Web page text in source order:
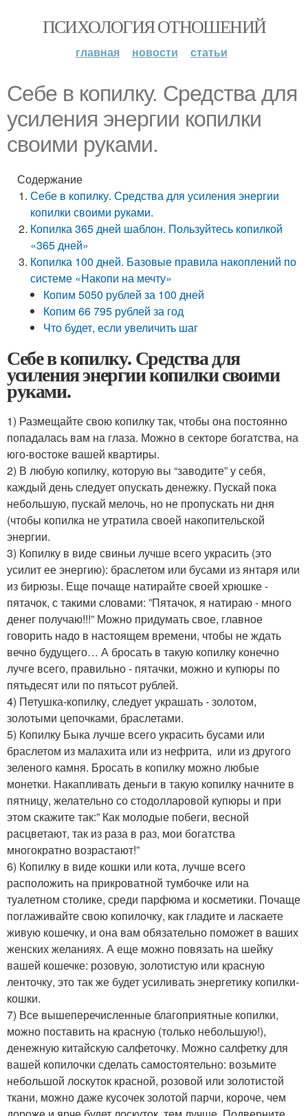
ПСИХОЛОГИЯ ОТНОШЕНИЙ
главная новости статьи
Себе в копилку. Средства для
усиления энергии копилки
своими руками.
Содержание
Себе в копилку. Средства для усиления энергии
копилки своими руками.
Копилка 365 дней шаблон. Пользуйтесь копилкой
«365 дней»
Копилка 100 дней. Базовые правила накоплений по
системе «Накопи на мечту»
Копим 5050 рублей за 100 дней
Копим 66 795 рублей за год
Что будет, если увеличить шаг
Себе в копилку. Средства для
усиления энергии копилки своими
руками.
1) Размещайте свою копилку так, чтобы она постоянно
попадалась вам на глаза. Можно в секторе богатства, на
юго-востоке вашей квартиры.
2) В любую копилку, которую вы “заводите” у себя,
каждый день следует опускать денежку. Пускай пока
небольшую, пускай мелочь, но не пропускать ни дня
(чтобы копилка не утратила своей накопительской
энергии.
3) Копилку в виде свиньи лучше всего украсить (это
усилит ее энергию): браслетом или бусами из янтаря или
из бирюзы. Еще почаще натирайте своей хрюшке -
пятачок, с такими словами: ”Пятачок, я натираю - много
денег получаю!!!” Можно придумать свое, главное
говорить надо в настоящем времени, чтобы не ждать
вечно будущего… А бросать в такую копилку конечно
лучге всего, правильно - пятачки, можно и купюры по
пятьдесят или по пятьсот рублей.
4) Петушка-копилку, следует украшать - золотом,
золотыми цепочками, браслетами.
5) Копилку Быка лучше всего украсить бусами или
браслетом из малахита или из нефрита, или из другого
зеленого камня. Бросать в копилку можно любые
монетки. Накапливать деньги в такую копилку начните в
пятницу, желательно со стодолларовой купюры и при
этом скажите так:” Как молодые побеги, весной
расцветают, так из раза в раз, мои богатства
многократно возрастают!”
6) Копилку в виде кошки или кота, лучше всего
расположить на прикроватной тумбочке или на
туалетном столике, среди парфюма и косметики. Почаще
поглаживайте свою копилочку, как гладите и ласкаете
живую кошечку, и она вам обязательно поможет в ваших
женских желаниях. А еще можно повязать на шейку
вашей кошечке: розовую, золотистую или красную
ленточку, это так же будет усиливать энергетику копилки-
кошки.
7) Все вышеперечисленные благоприятные копилки,
можно поставить на красную (только небольшую!),
денежную китайскую салфеточку. Можно салфетку для
вашей копилочки сделать самостоятельно: возьмите
небольшой лоскуток красной, розовой или золотистой
ткани, можно даже кусочек золотой парчи, короче, чем